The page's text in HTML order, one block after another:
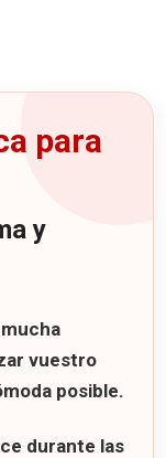
para
y
vuestro
posible.
durante las